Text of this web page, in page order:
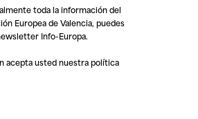
toda la información del
Europea de Valencia, puedes
Info-Europa.
acepta usted nuestrapolítica